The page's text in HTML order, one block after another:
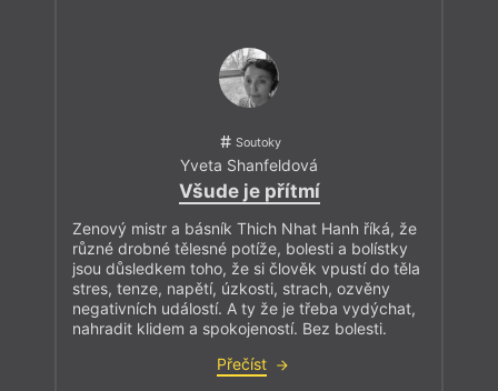
Soutoky
Yveta Shanfeldová
Všude je přítmí
Zenový mistr a básník Thich Nhat Hanh říká, že
různé drobné tělesné potíže, bolesti a bolístky
jsou důsledkem toho, že si člověk vpustí do těla
stres, tenze, napětí, úzkosti, strach, ozvěny
negativních událostí. A ty že je třeba vydýchat,
nahradit klidem a spokojeností. Bez bolesti.
Přečíst